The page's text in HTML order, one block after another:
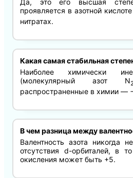
Да, это его высшая
проявляется в азотной
нитратах.
Какая самая стабильная
Наиболее химически
(молекулярный азот N
распространенные в химии —
В чем разница между
Валентность азота никогда
отсутствия d-орбиталей, в
окисления может быть +5.